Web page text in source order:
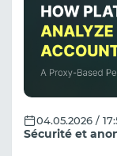
Sécurité et
04.05.2026 /